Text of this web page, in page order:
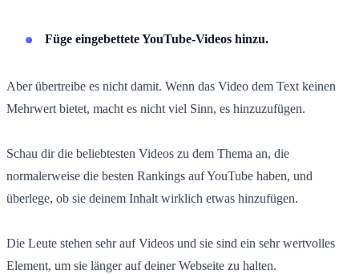
Füge eingebettete YouTube-Videos hinzu.
Aber übertreibe es nicht damit. Wenn das Video dem Text keinen
Mehrwert bietet, macht es nicht viel Sinn, es hinzuzufügen.
Schau dir die beliebtesten Videos zu dem Thema an, die
normalerweise die besten Rankings auf YouTube haben, und
überlege, ob sie deinem Inhalt wirklich etwas hinzufügen.
Die Leute stehen sehr auf Videos und sie sind ein sehr wertvolles
Element, um sie länger auf deiner Webseite zu halten.